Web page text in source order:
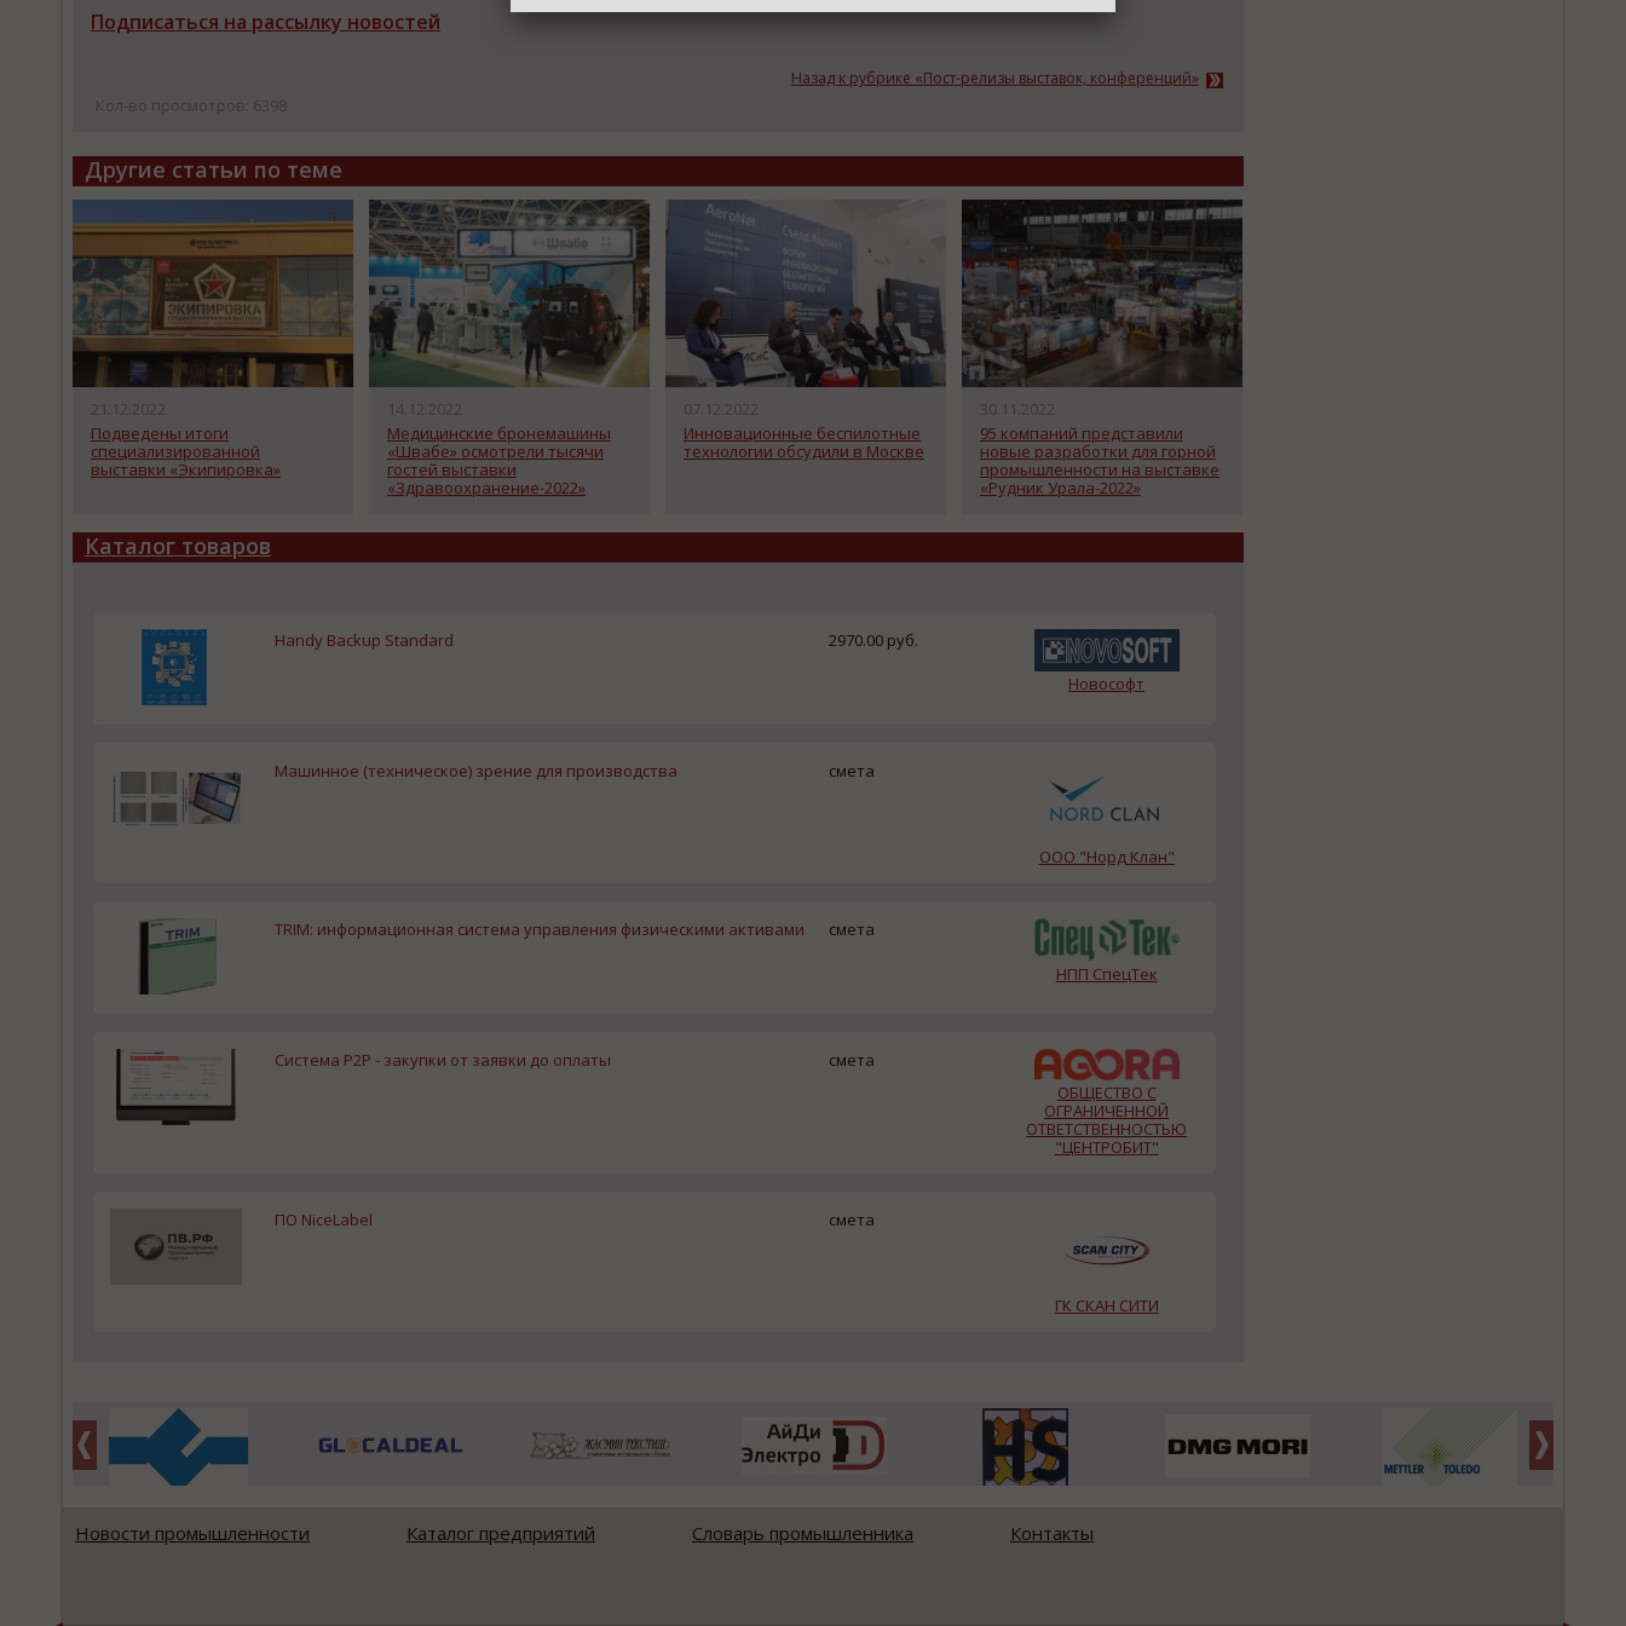
Подписаться на рассылку новостей
Назад к рубрике «Пост-релизы выставок, конференций»
Кол-во просмотров: 6398
Другие статьи по теме
21.12.2022
Подведены итоги
специализированной
выставки «Экипировка»
14.12.2022
Медицинские бронемашины
«Швабе» осмотрели тысячи
гостей выставки
«Здравоохранение-2022»
07.12.2022
Инновационные беспилотные
технологии обсудили в Москве
30.11.2022
95 компаний представили
новые разработки для горной
промышленности на выставке
«Рудник Урала-2022»
Каталог товаров
Handy Backup Standard
2970.00 руб.
Новософт
Машинное (техническое) зрение для производства смета
ООО "Норд Клан"
TRIM: информационная система управления физическими активами смета
НПП СпецТек
Система P2P - закупки от заявки до оплаты
смета
ОБЩЕСТВО С
ОГРАНИЧЕННОЙ
ОТВЕТСТВЕННОСТЬЮ
"ЦЕНТРОБИТ"
ПО NiceLabel смета
ГК СКАН СИТИ
Новости промышленности Каталог предприятий Словарь промышленника Контакты